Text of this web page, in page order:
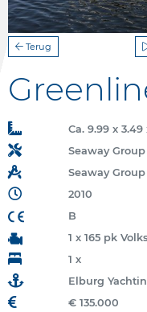
Terug
Ca. 9.99 x
Seaway
Seaway
2010
B
1 x 165 pk
1 x
Elburg
€ 135.000